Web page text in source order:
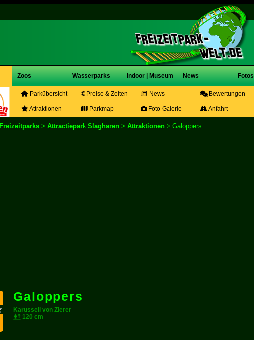
Zoos Wasserparks Indoor | Museum News Fotos
Parkübersicht Preise & Zeiten News Bewertungen
Attraktionen Parkmap Foto-Galerie Anfahrt
Freizeitparks > Attractiepark Slagharen > Attraktionen > Galoppers
Galoppers
Karussell von Zierer
120 cm